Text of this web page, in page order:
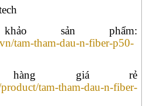
sản phẩm:
tam-tham-dau-n-fiber-p50-
hàng giá rẻ
tam-tham-dau-n-fiber-